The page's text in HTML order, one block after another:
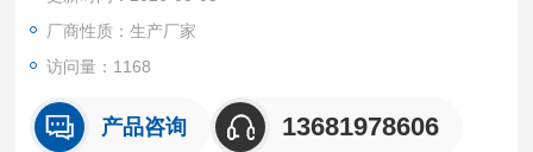
可自动调整。
厂商性质：生产厂家
访问量：1168
产品咨询 13681978606